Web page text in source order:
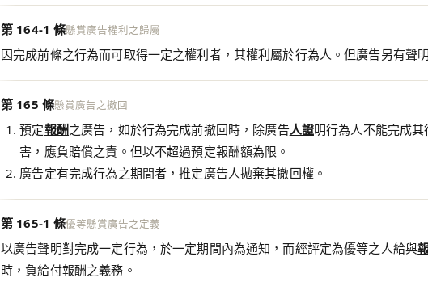
第 164-1 條懸賞廣告權利之歸屬
因完成前條之行為而可取得一定之權利者，其權利屬於行為人。但廣告另有聲
第 165 條懸賞廣告之撤回
預定報酬之廣告，如於行為完成前撤回時，除廣告人證明行為人不能完成
害，應負賠償之責。但以不超過預定報酬額為限。
廣告定有完成行為之期間者，推定廣告人拋棄其撤回權。
第 165-1 條優等懸賞廣告之定義
以廣告聲明對完成一定行為，於一定期間內為通知，而經評定為優等之人給與
時，負給付報酬之義務。